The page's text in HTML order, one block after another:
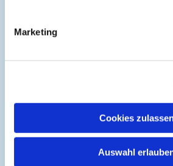
Marketing
Cookies
Auswahl
Evangelische Gemeinde
Kirchplatz 1
Kirchenkreis Wuppertal